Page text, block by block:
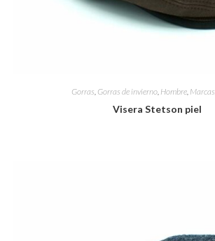
Gorras Gorras de invierno, Hombre, Marcas
Visera Stetson piel